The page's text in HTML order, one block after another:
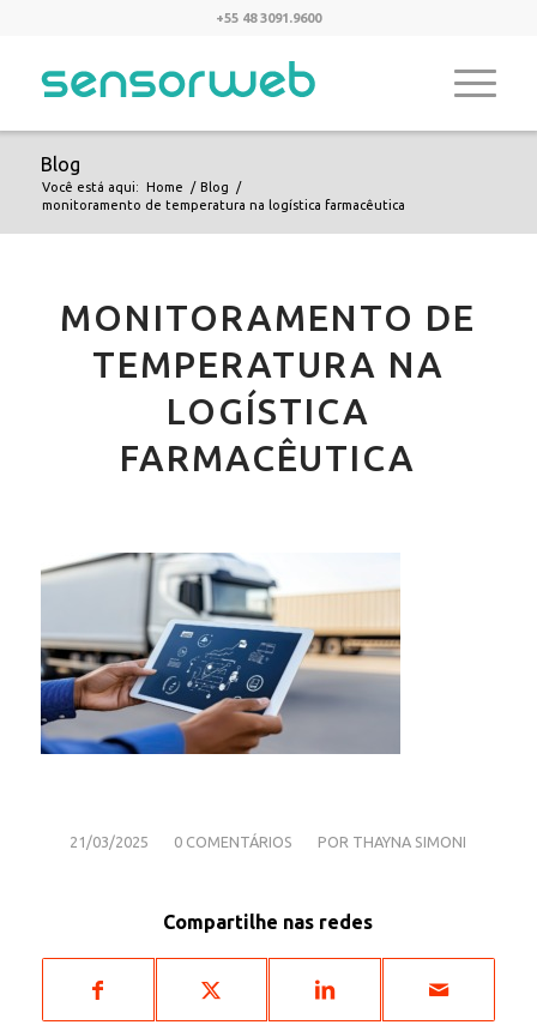
+55 48 3091.9600
Blog
Você está aqui: Home / Blog
/
monitoramento de temperatura na logística farmacêutica
MONITORAMENTO DE
TEMPERATURA NA
LOGÍSTICA
FARMACÊUTICA
21/03/2025
/ 0 COMENTÁRIOS
/ POR THAYNA SIMONI
Compartilhe nas redes